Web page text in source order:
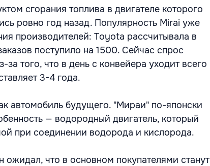
сгорания топлива в двигателе которого
ровно год назад. Популярность Mirai уже
производителей: Toyota рассчитывала в
поступило на 1500. Сейчас спрос
того, что в день с конвейера уходит всего
3-4 года.
автомобиль будущего. "Мираи" по-японски
— водородный двигатель, который
при соединении водорода и кислорода.
что в основном покупателями станут